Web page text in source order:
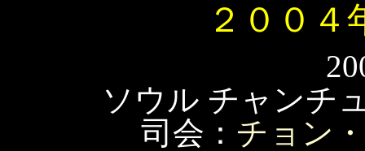
２００４
ソウル チャンチ
司会： チョン